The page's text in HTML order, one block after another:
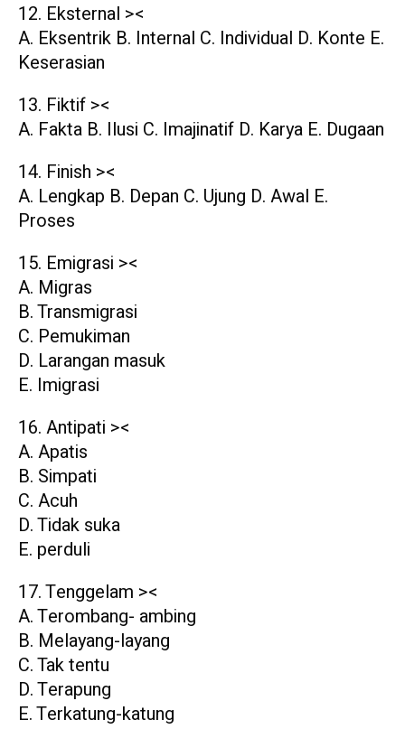
12. Eksternal ><
A. Eksentrik B. Internal C. Individual D. Konte E.
Keserasian
13. Fiktif ><
A. Fakta B. Ilusi C. Imajinatif D. Karya E. Dugaan
14. Finish ><
A. Lengkap B. Depan C. Ujung D. Awal E.
Proses
15. Emigrasi ><
A. Migras
B. Transmigrasi
C. Pemukiman
D. Larangan masuk
E. Imigrasi
16. Antipati ><
A. Apatis
B. Simpati
C. Acuh
D. Tidak suka
E. perduli
17. Tenggelam ><
A. Terombang- ambing
B. Melayang-layang
C. Tak tentu
D. Terapung
E. Terkatung-katung